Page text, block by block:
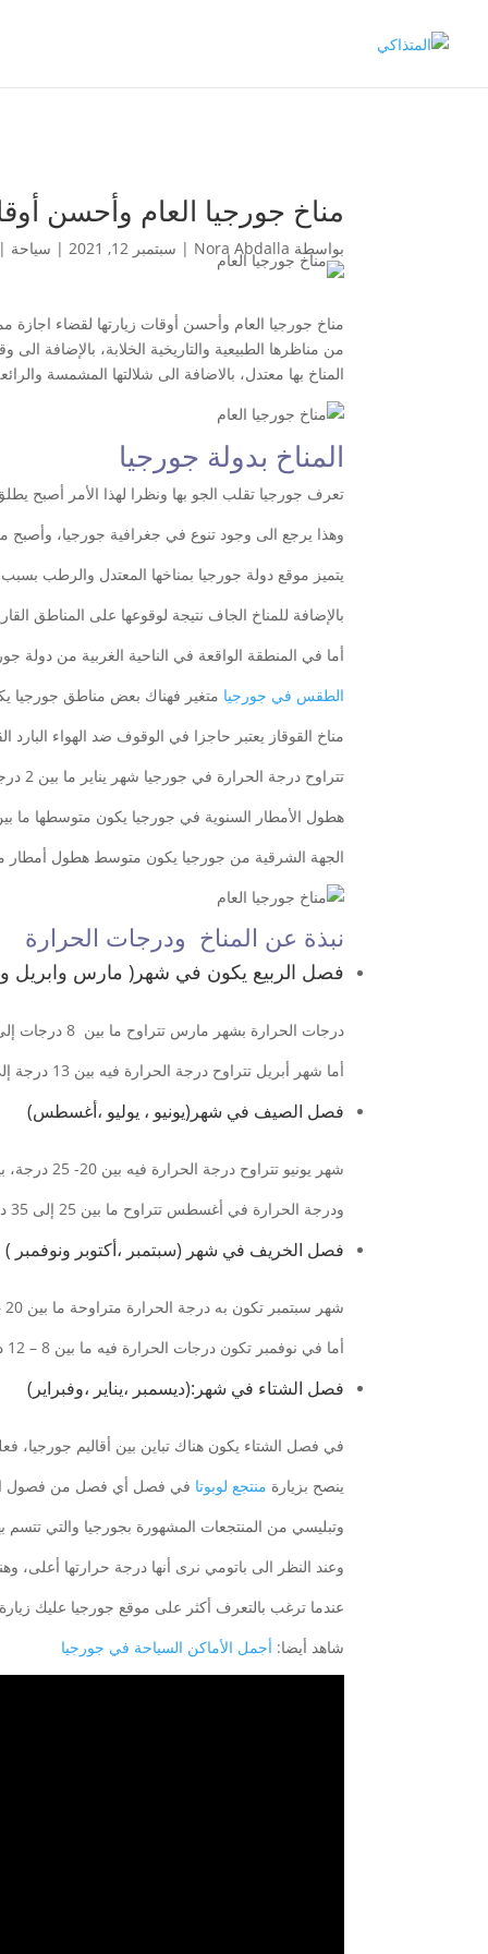
مناخ جورجيا العام وأحسن
بواسطة Nora Abdalla
| سبتمبر 12, 2021 | سياحة |
مناخ جورجيا العام وأحسن أوقات زيارتها لقضاء اجازة
من مناظرها الطبيعية والتاريخية الخلابة، بالإضافة
المناخ بها معتدل، بالاضافة الى شلالتها المشمسة
المناخ بدولة جورجيا
تعرف جورجيا تقلب الجو بها ونظرا لهذا الأمر أصبح
وهذا يرجع الى وجود تنوع في جغرافية جورجيا، وأصبح
يتميز موقع دولة جورجيا بمناخها المعتدل والرطب
بالإضافة للمناخ الجاف نتيجة لوقوعها على المناطق
أما في المنطقة الواقعة في الناحية الغربية من دولة
الطقس في جورجيا متغير فهناك بعض مناطق جورجيا
مناخ القوقاز يعتبر حاجزا في الوقوف ضد الهواء البارد
تتراوح درجة الحرارة في جورجيا شهر يناير ما بين 2 درجة وحتى 3 درجة؛ بينما يكون متوسط الحرارة في أغسطس بين 23درجة وحتى 26 درجة.
هطول الأمطار السنوية في جورجيا يكون متوسطها ما بين 1000 إلى 2800
الجهة الشرقية من جورجيا يكون متوسط هطول أمطار ما بين 300 إلى
نبذة عن المناخ ودرجات الحرارة
فصل الربيع يكون في شهر( مارس وابريل
درجات الحرارة بشهر مارس تتراوح ما بين 8 درجات إلى 12 درجة.
أما شهر أبريل تتراوح درجة الحرارة فيه بين 13 درجة إلى 18 درجة، ودرجات الحرارة بمايو تكون من 15 إلى 20 درجة.
فصل الصيف في شهر(يونيو ، يوليو ،أغسطس)
شهر يونيو تتراوح درجة الحرارة فيه بين 20- 25 درجة، بينما تبلغ درجة الحرارة يوليو بين 25 إلى 35 درجة.
ودرجة الحرارة في أغسطس تتراوح ما بين 25 إلى 35 درجة .
فصل الخريف في شهر (سبتمبر ،أكتوبر ونوفمبر )
شهر سبتمبر تكون به درجة الحرارة متراوحة ما بين 20 – 30 درجة، وشهر أكتوبر تتراوح فيها درجة الحرارة بين 15 – 20 درجة.
أما في نوفمبر تكون درجات الحرارة فيه ما بين 8 – 12 درجة.
فصل الشتاء في شهر:(ديسمبر ،يناير ،وفبراير)
في فصل الشتاء يكون هناك تباين بين أقاليم جورجيا،
ينصح بزيارة منتجع لوبوتا في فصل أي فصل من فصول
وتبليسي من المنتجعات المشهورة بجورجيا والتي تتسم
وعند النظر الى باتومي نرى أنها درجة حرارتها أعلى،
عندما ترغب بالتعرف أكثر على موقع جورجيا عليك زيارة
شاهد أيضا: أجمل الأماكن السياحة في جورجيا